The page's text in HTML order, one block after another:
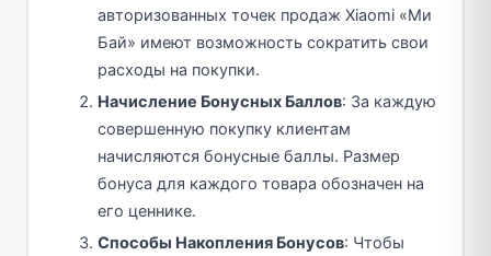
авторизованных точек продаж Xiaomi «Ми
Бай» имеют возможность сократить свои
расходы на покупки.
Начисление Бонусных Баллов: За каждую
совершенную покупку клиентам
начисляются бонусные баллы. Размер
бонуса для каждого товара обозначен на
его ценнике.
Способы Накопления Бонусов: Чтобы